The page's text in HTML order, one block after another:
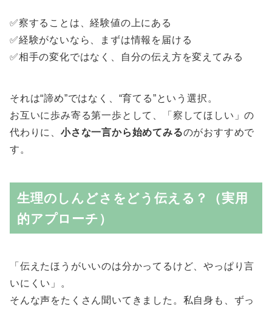
✅察することは、経験値の上にある
✅経験がないなら、まずは情報を届ける
✅相手の変化ではなく、自分の伝え方を変えてみる
それは“諦め”ではなく、“育てる”という選択。
お互いに歩み寄る第一歩として、「察してほしい」の
代わりに、 小さな一言から始めてみるのがおすすめで
す。
生理のしんどさをどう伝える？（実用
的アプローチ）
「伝えたほうがいいのは分かってるけど、やっぱり言
いにくい」。
そんな声をたくさん聞いてきました。私自身も、ずっ